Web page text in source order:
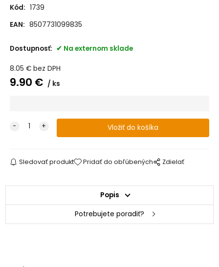
Kód: 1739
EAN: 8507731099835
Dostupnosť: Na externom sklade
8.05 € bez DPH
9.90 € ks
Sledovať produkt Pridať do obľúbených Zdielať
Popis
Potrebujete poradiť?